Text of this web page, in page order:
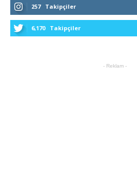
257 Takipçiler
6,170 Takipçiler
- Reklam -